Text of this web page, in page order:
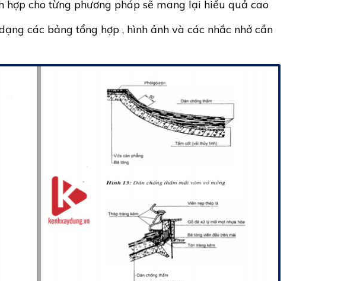
hợp cho từng phương pháp sẽ mang lại hiểu quả cao
các bảng tổng hợp , hình ảnh và các nhắc nhở cần